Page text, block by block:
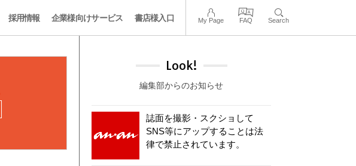
採用情報 企業様向けサービス 書店様入口 My Page FAQ Search
Look!
編集部からのお知らせ
誌面を撮影・スクショして
SNS等にアップすることは法
律で禁止されています。